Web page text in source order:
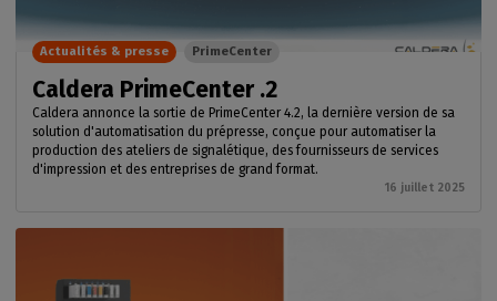
Caldera PrimeCenter .2
Caldera annonce la sortie de PrimeCenter 4.2, la dernière version de sa
solution d'automatisation du prépresse, conçue pour automatiser la
production des ateliers de signalétique, des fournisseurs de services
d'impression et des entreprises de grand format.
16 juillet 2025
Actualités & presse PrimeCenter